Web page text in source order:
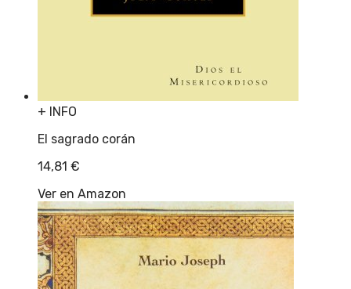
+ INFO
El sagrado corán
14,81 €
Ver en Amazon